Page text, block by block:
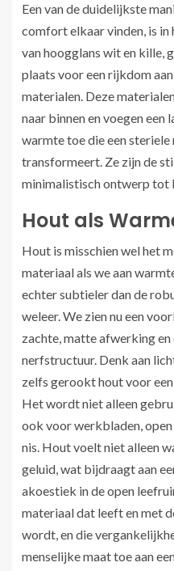
Een van de duidelijkste
comfort elkaar vinden, is
van hoogglans wit en kille,
plaats voor een rijkdom
materialen. Deze
naar binnen en voegen een
warmte toe die een
transformeert. Ze zijn de
minimalistisch ontwerp tot
Hout als
Hout is misschien wel het
materiaal als we aan
echter subtieler dan de
weleer. We zien nu een
zachte, matte afwerking
nerfstructuur. Denk aan
zelfs gerookt hout voor
Het wordt niet alleen
ook voor werkbladen,
nis. Hout voelt niet alleen
geluid, wat bijdraagt aan
akoestiek in de open
materiaal dat leeft en met
wordt, en die
menselijke maat toe aan